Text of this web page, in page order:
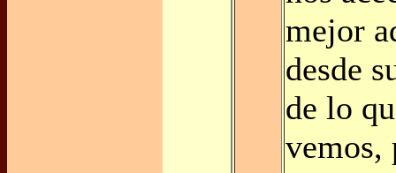
mejor
desde
de lo
vemos,